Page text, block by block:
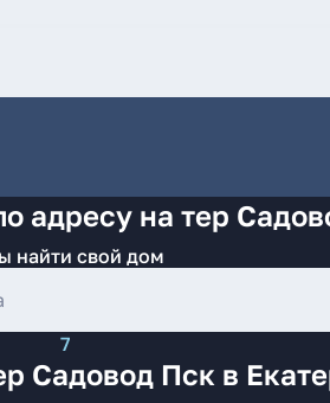
адресу на тер
найти свой дом
7
Садовод Пск в